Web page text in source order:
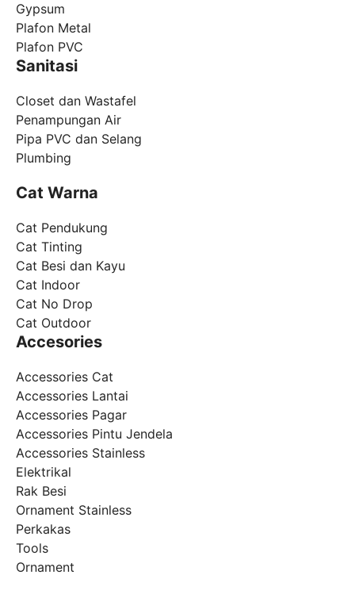
Gypsum
Plafon Metal
Plafon PVC
Sanitasi
Closet dan Wastafel
Penampungan Air
Pipa PVC dan Selang
Plumbing
Cat Warna
Cat Pendukung
Cat Tinting
Cat Besi dan Kayu
Cat Indoor
Cat No Drop
Cat Outdoor
Accesories
Accessories Cat
Accessories Lantai
Accessories Pagar
Accessories Pintu Jendela
Accessories Stainless
Elektrikal
Rak Besi
Ornament Stainless
Perkakas
Tools
Ornament